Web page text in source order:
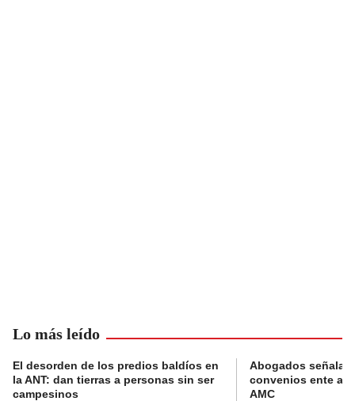
Lo más leído
El desorden de los predios baldíos en
la ANT: dan tierras a personas sin ser
campesinos
Abogados
convenios ente
AMC